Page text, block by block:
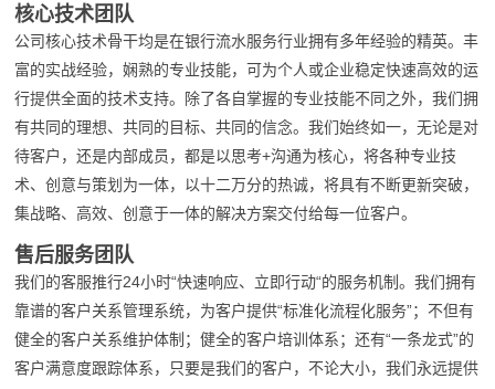
核心技术团队
公司核心技术骨干均是在银行流水服务行业拥有多年经验的精英。丰
富的实战经验，娴熟的专业技能，可为个人或企业稳定快速高效的运
行提供全面的技术支持。除了各自掌握的专业技能不同之外，我们拥
有共同的理想、共同的目标、共同的信念。我们始终如一，无论是对
待客户，还是内部成员，都是以思考+沟通为核心，将各种专业技
术、创意与策划为一体，以十二万分的热诚，将具有不断更新突破，
集战略、高效、创意于一体的解决方案交付给每一位客户。
售后服务团队
我们的客服推行24小时“快速响应、立即行动“的服务机制。我们拥有
靠谱的客户关系管理系统，为客户提供“标准化流程化服务”；不但有
健全的客户关系维护体制；健全的客户培训体系；还有“一条龙式”的
客户满意度跟踪体系，只要是我们的客户，不论大小，我们永远提供